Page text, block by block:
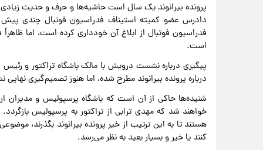
پرونده بیرانوند یک سال است حاشیه‌ها و حرف و حدیث زیادی
دادرس عضو کمیته استیناف فدراسیون فوتبال چندی پیش
فدراسیون فوتبال از ابلاغ آن خودداری کرده است، اما
است.
پیگیری درباره نشست درویش با مالک باشگاه تراکتور و
درباره پرونده بیرانوند مطرح شده، اما هنوز تصمیم‌گیری
شنیده‌ها حاکی از آن است که باشگاه پرسپولیس و مدیران
خواهند شد که مهدی ترابی از تراکتور به پرسپولیس
هستند تا به این ترتیب از خیر پرونده بیرانوند بگذرند،
کنند یا خیر و بسیار بعید به نظر می‌رسد.